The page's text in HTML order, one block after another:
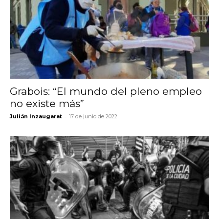
Grabois: “El mundo del pleno empleo
no existe más”
Julián Inzaugarat - 17 de junio de 2022